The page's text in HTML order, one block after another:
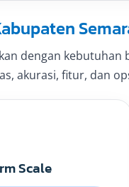
dengan kebutuhan
akurasi, fitur, dan
Scale